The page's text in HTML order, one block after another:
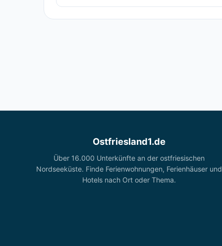
Ostfriesland1.de
Über 16.000 Unterkünfte an der ostfriesischen
Nordseeküste. Finde Ferienwohnungen, Ferienhäuser und
Hotels nach Ort oder Thema.